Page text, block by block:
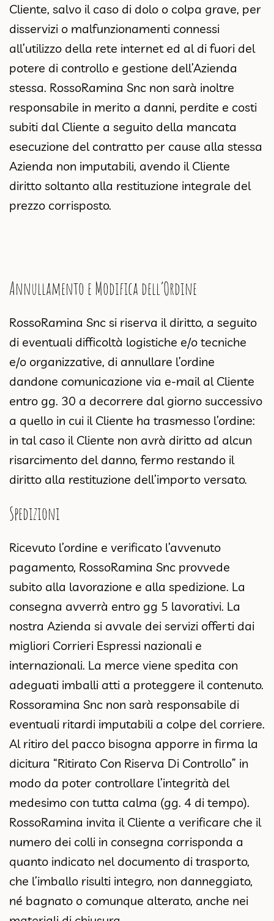
Cliente, salvo il caso di dolo o colpa grave, per
disservizi o malfunzionamenti connessi
all’utilizzo della rete internet ed al di fuori del
potere di controllo e gestione dell’Azienda
stessa. RossoRamina Snc non sarà inoltre
responsabile in merito a danni, perdite e costi
subiti dal Cliente a seguito della mancata
esecuzione del contratto per cause alla stessa
Azienda non imputabili, avendo il Cliente
diritto soltanto alla restituzione integrale del
prezzo corrisposto.
Annullamento e Modifica dell’Ordine
RossoRamina Snc si riserva il diritto, a seguito
di eventuali difficoltà logistiche e/o tecniche
e/o organizzative, di annullare l’ordine
dandone comunicazione via e-mail al Cliente
entro gg. 30 a decorrere dal giorno successivo
a quello in cui il Cliente ha trasmesso l’ordine:
in tal caso il Cliente non avrà diritto ad alcun
risarcimento del danno, fermo restando il
diritto alla restituzione dell’importo versato.
Spedizioni
Ricevuto l’ordine e verificato l’avvenuto
pagamento, RossoRamina Snc provvede
subito alla lavorazione e alla spedizione. La
consegna avverrà entro gg 5 lavorativi. La
nostra Azienda si avvale dei servizi offerti dai
migliori Corrieri Espressi nazionali e
internazionali. La merce viene spedita con
adeguati imballi atti a proteggere il contenuto.
Rossoramina Snc non sarà responsabile di
eventuali ritardi imputabili a colpe del corriere.
Al ritiro del pacco bisogna apporre in firma la
dicitura “Ritirato Con Riserva Di Controllo” in
modo da poter controllare l’integrità del
medesimo con tutta calma (gg. 4 di tempo).
RossoRamina invita il Cliente a verificare che il
numero dei colli in consegna corrisponda a
quanto indicato nel documento di trasporto,
che l’imballo risulti integro, non danneggiato,
né bagnato o comunque alterato, anche nei